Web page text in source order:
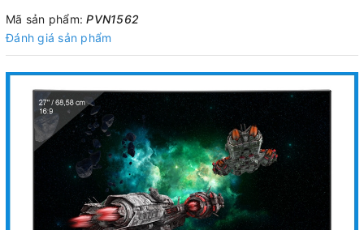
Mã sản phẩm:PVN1562
Đánh giá sản phẩm